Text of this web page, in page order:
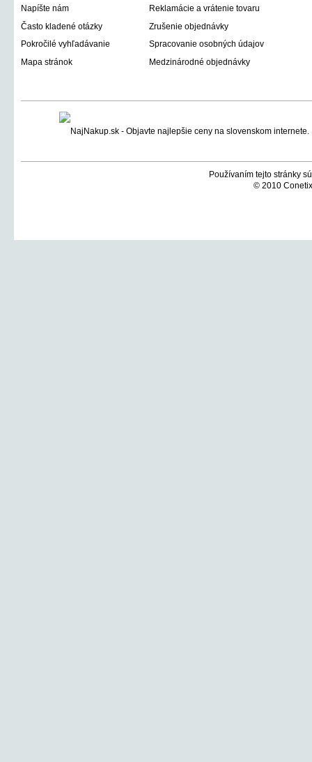
Napíšte nám
Reklamácie a vrátenie tovaru
Často kladené otázky
Zrušenie objednávky
Pokročilé vyhľadávanie
Spracovanie osobných údajov
Mapa stránok
Medzinárodné objednávky
Používaním tejto stránky
© 2010